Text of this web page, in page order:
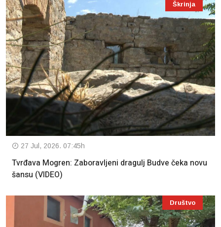
Škrinja
27 Jul, 2026. 07:45h
Tvrđava Mogren: Zaboravljeni dragulj Budve čeka novu
šansu (VIDEO)
Društvo